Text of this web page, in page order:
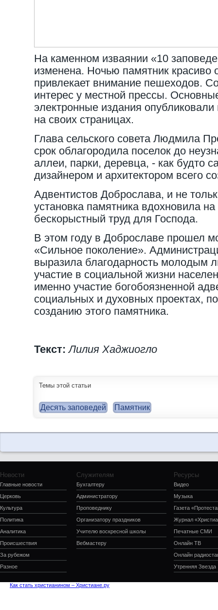
На каменном изваянии «10
изменена. Ночью памятник красиво
привлекает внимание пешеходов.
интерес у местной прессы.
электронные издания
на своих страницах.
Глава сельского совета Людмила
срок облагородила поселок до
аллеи, парки, деревца, - как будто
дизайнером и архитектором всего
Адвентистов Доброслава, и не
установка памятника вдохновила
бескорыстный труд для Господа.
В этом году в Доброславе прошел
«Сильное поколение».
выразила благодарность молодым
участие в социальной жизни
именно участие богобоязненной
социальных и духовных проектах,
созданию этого памятника.
Текст: Лилия Хаджиогло
Темы этой статьи
Десять заповедей Памятник
Новости
Главные новости
Церковь
Культура
Политика
Аналитика
Происшествия
За рубежом
Разное
Служителям
Бухгалтеру
Администратору
Проповеднику
Организатору праздников
Учителю воскресной школы
Вебмастеру
Ресурсы
Видео
Музыка
Газета
Журнал
Печатные СМИ
Онлайн ТВ
Онлайн
Утренняя Звезда
Как стать христианином – Христиане.ру